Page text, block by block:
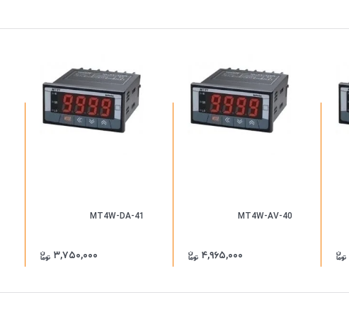
MT4W-AV-40
۴,۹۶۵,۰۰۰
MT4W-DA-41
۳,۷۵۰,۰۰۰